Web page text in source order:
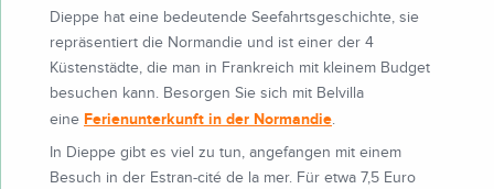
Dieppe hat eine bedeutende Seefahrtsgeschichte, sie
repräsentiert die Normandie und ist einer der 4
Küstenstädte, die man in Frankreich mit kleinem Budget
besuchen kann. Besorgen Sie sich mit Belvilla
eine Ferienunterkunft in der Normandie.
In Dieppe gibt es viel zu tun, angefangen mit einem
Besuch in der Estran-cité de la mer. Für etwa 7,5 Euro